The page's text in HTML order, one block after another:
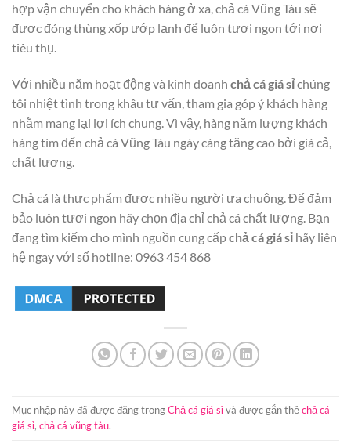
hợp vận chuyển cho khách hàng ở xa, chả cá Vũng Tàu sẽ
được đóng thùng xốp ướp lạnh để luôn tươi ngon tới nơi
tiêu thụ.
Với nhiều năm hoạt động và kinh doanh chả cá giá sỉchúng
tôi nhiệt tình trong khâu tư vấn, tham gia góp ý khách hàng
nhằm mang lại lợi ích chung. Vì vậy, hàng năm lượng khách
hàng tìm đến chả cá Vũng Tàu ngày càng tăng cao bởi giá cả,
chất lượng.
Chả cá là thực phẩm được nhiều người ưa chuộng. Để đảm
bảo luôn tươi ngon hãy chọn địa chỉ chả cá chất lượng. Bạn
đang tìm kiếm cho mình nguồn cung cấpchả cá giá sỉ hãy liên
hệ ngay với số hotline: 0963 454 868
Mục nhập này đã được đăng trongChả cá giá sỉvà được gắn thẻchả cá
giá sỉ, chả cá vũng tàu.